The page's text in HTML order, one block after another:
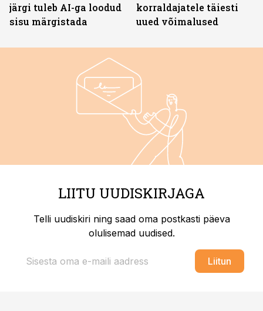
järgi tuleb AI-ga loodud
sisu märgistada
korraldajatele täiesti
uued võimalused
LIITU UUDISKIRJAGA
Telli uudiskiri ning saad oma postkasti päeva
olulisemad uudised.
Liitun